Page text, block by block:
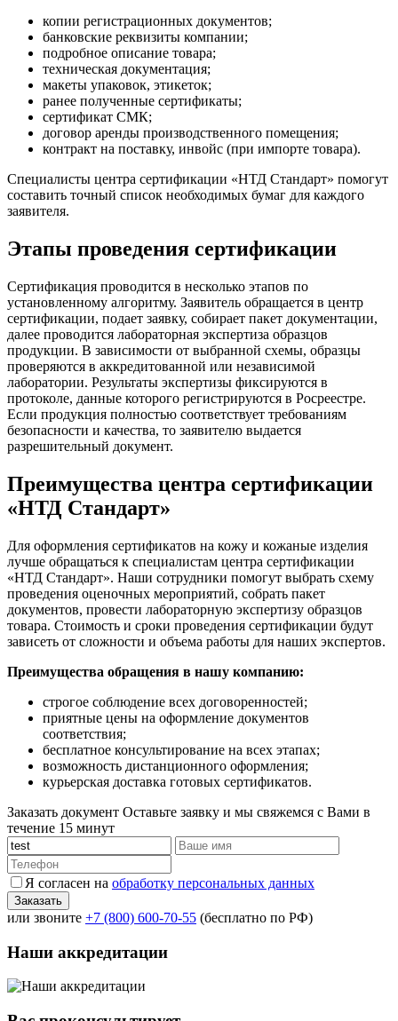
копии регистрационных документов;
банковские реквизиты компании;
подробное описание товара;
техническая документация;
макеты упаковок, этикеток;
ранее полученные сертификаты;
сертификат СМК;
договор аренды производственного помещения;
контракт на поставку, инвойс (при импорте товара).
Специалисты центра сертификации «НТД Стандарт» помогут
составить точный список необходимых бумаг для каждого
заявителя.
Этапы проведения сертификации
Сертификация проводится в несколько этапов по
установленному алгоритму. Заявитель обращается в центр
сертификации, подает заявку, собирает пакет документации,
далее проводится лабораторная экспертиза образцов
продукции. В зависимости от выбранной схемы, образцы
проверяются в аккредитованной или независимой
лаборатории. Результаты экспертизы фиксируются в
протоколе, данные которого регистрируются в Росреестре.
Если продукция полностью соответствует требованиям
безопасности и качества, то заявителю выдается
разрешительный документ.
Преимущества центра сертификации
«НТД Стандарт»
Для оформления сертификатов на кожу и кожаные изделия
лучше обращаться к специалистам центра сертификации
«НТД Стандарт». Наши сотрудники помогут выбрать схему
проведения оценочных мероприятий, собрать пакет
документов, провести лабораторную экспертизу образцов
товара. Стоимость и сроки проведения сертификации будут
зависеть от сложности и объема работы для наших экспертов.
Преимущества обращения в нашу компанию:
строгое соблюдение всех договоренностей;
приятные цены на оформление документов
соответствия;
бесплатное консультирование на всех этапах;
возможность дистанционного оформления;
курьерская доставка готовых сертификатов.
Заказать документ Оставьте заявку и мы свяжемся с Вами в
течение 15 минут
Я согласен на обработку персональных данных
или звоните +7 (800) 600-70-55 (бесплатно по РФ)
Наши аккредитации